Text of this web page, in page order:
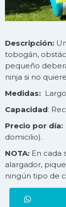
Descripción:
tobogán,
pequeño
ninja si no
Medidas:
Capacidad:
Precio por día:
domicilio).
NOTA: En cada
alargador,
ningún tipo de